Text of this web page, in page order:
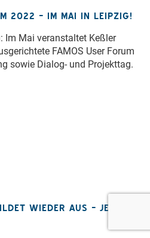
2022 – IM MAI IN LEIPZIG!
Im Mai veranstaltet Keßler
FAMOS User Forum
sowie Dialog- und Projekttag.
WIEDER AUS – JETZT B